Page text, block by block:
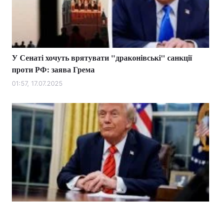
У Сенаті хочуть врятувати "драконівські" санкції
проти РФ: заява Грема
01:57, 17.07.2025